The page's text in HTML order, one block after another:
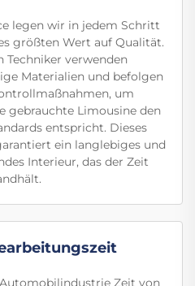
legen wir in jedem Schritt
größten Wert auf Qualität.
Techniker verwenden
Materialien und befolgen
um
gebrauchte Limousine den
entspricht. Dieses
ein langlebiges und
Interieur, das der Zeit
Zeit von